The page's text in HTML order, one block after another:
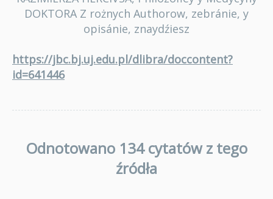
DOKTORA Z rożnych Authorow, zebránie, y
opisánie, znaydźiesz
https://jbc.bj.uj.edu.pl/dlibra/doccontent?
id=641446
Odnotowano 134 cytatów z tego
źródła